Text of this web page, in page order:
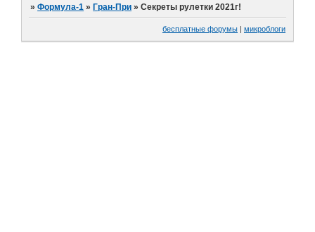
»Формула-1 »Гран-При »Секреты рулетки 2021г!
бесплатные форумы микроблоги